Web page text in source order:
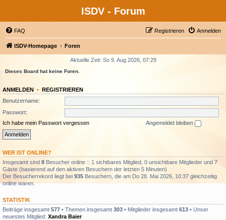
ISDV - Forum
FAQ Anmelden
Registrieren
ISDV-Homepage Foren
Aktuelle Zeit: So 9. Aug 2026, 07:29
Dieses Board hat keine Foren.
ANMELDEN • REGISTRIEREN
Benutzername:
Passwort:
Ich habe mein Passwort vergessen
Angemeldet bleiben
WER IST ONLINE?
Insgesamt sind 8 Besucher online :: 1 sichtbares Mitglied, 0 unsichtbare Mitglieder und 7
Gäste (basierend auf den aktiven Besuchern der letzten 5 Minuten)
Der Besucherrekord liegt bei 935 Besuchern, die am Do 28. Mai 2026, 10:37 gleichzeitig
online waren.
STATISTIK
Beiträge insgesamt 577 • Themen insgesamt 303 • Mitglieder insgesamt 613 • Unser
neuestes Mitglied: Xandra Baier